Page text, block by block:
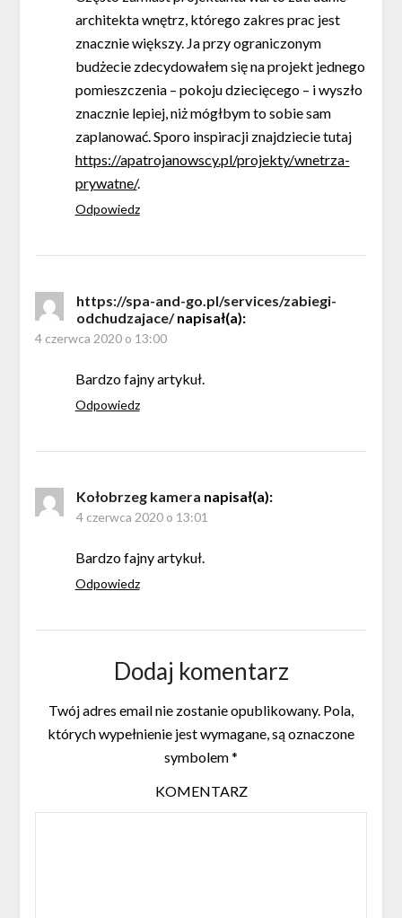
architekta wnętrz, którego zakres prac jest
znacznie większy. Ja przy ograniczonym
budżecie zdecydowałem się na projekt jednego
pomieszczenia – pokoju dziecięcego – i wyszło
znacznie lepiej, niż mógłbym to sobie sam
zaplanować. Sporo inspiracji znajdziecie tutaj
https://apatrojanowscy.pl/projekty/wnetrza-
prywatne/.
Odpowiedz
https://spa-and-go.pl/services/zabiegi-
odchudzajace/ napisał(a):
4 czerwca 2020 o 13:00
Bardzo fajny artykuł.
Odpowiedz
Kołobrzeg kamera napisał(a):
4 czerwca 2020 o 13:01
Bardzo fajny artykuł.
Odpowiedz
Dodaj komentarz
Twój adres email nie zostanie opublikowany. Pola,
których wypełnienie jest wymagane, są oznaczone
symbolem*
KOMENTARZ